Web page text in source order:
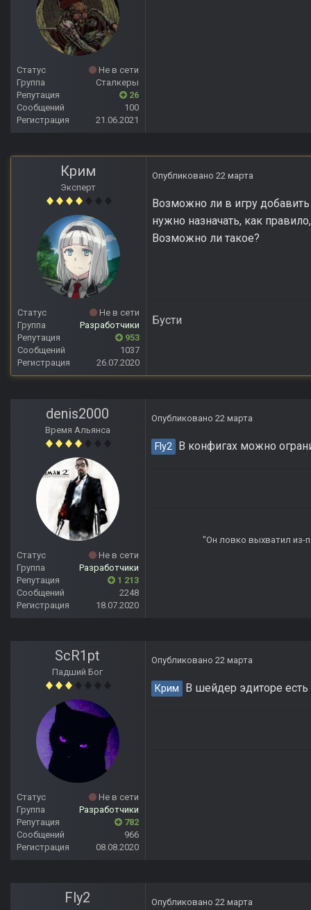
Статус
Не в сети
Группа
Сталкеры
Репутация
26
Сообщений
100
Регистрация
21.06.2021
Крим
Эксперт
Статус
Не в сети
Группа
Разработчики
Репутация
953
Сообщений
1037
Регистрация
26.07.2020
Опубликовано 22 марта
Возможно ли в игру
нужно назначать, как
Возможно ли такое?
Бусти
denis2000
Время Альянса
Статус
Не в сети
Группа
Разработчики
Репутация
1 213
Сообщений
2248
Регистрация
18.07.2020
Опубликовано 22 марта
Fly2 В конфигах можно
"Он ловко выхватил из-
ScR1pt
Падший Бог
Статус
Не в сети
Группа
Разработчики
Репутация
782
Сообщений
966
Регистрация
08.08.2020
Опубликовано 22 марта
Крим В шейдер эдиторе
Fly2 Опубликовано 22 марта